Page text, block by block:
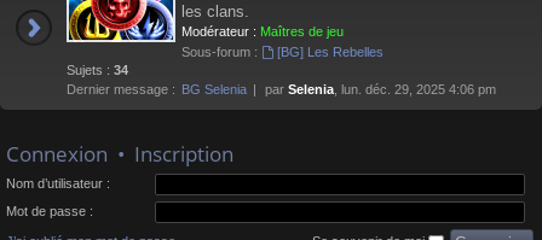
les clans.
Modérateur : Maîtres de jeu
Sous-forum :
[BG] Les Rebelles
Sujets : 34
Dernier message : BG Selenia par Selenia , lun. déc. 29, 2025 4:06 pm
Connexion • Inscription
Nom d’utilisateur :
Mot de passe :